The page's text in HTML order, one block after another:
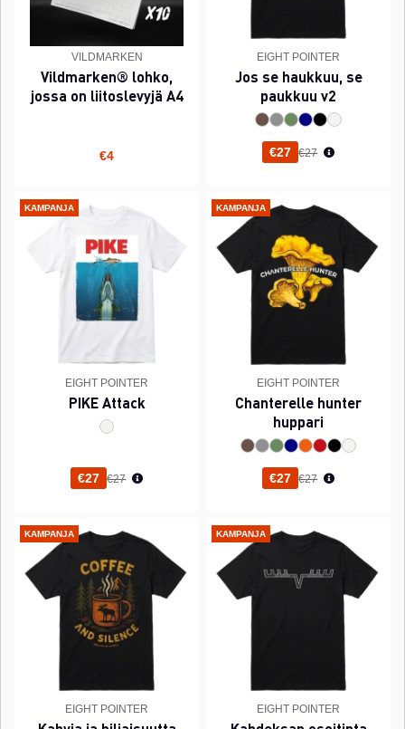
VILDMARKEN
Vildmarken® lohko,
jossa on liitoslevyjä A4
€4
EIGHT POINTER
Jos se haukkuu, se
paukkuu v2
€27 Normaali hinta
€27
KAMPANJA
EIGHT POINTER
PIKE Attack
€27 Normaali hinta
€27
KAMPANJA
EIGHT POINTER
Chanterelle hunter
huppari
€27 Normaali hinta
€27
KAMPANJA
EIGHT POINTER
KAMPANJA
EIGHT POINTER